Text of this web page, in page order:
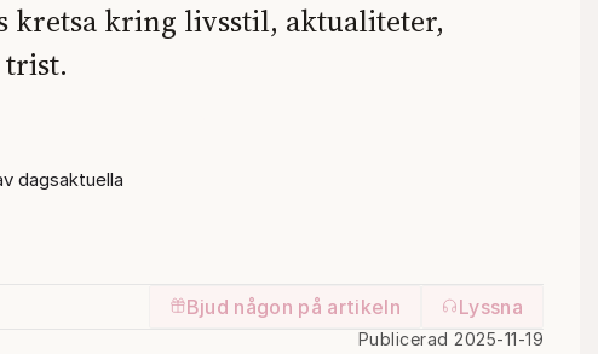
kretsa kring livsstil, aktualiteter,
dagsaktuella
Bjud någon på artikeln Lyssna
Publicerad 2025-11-19